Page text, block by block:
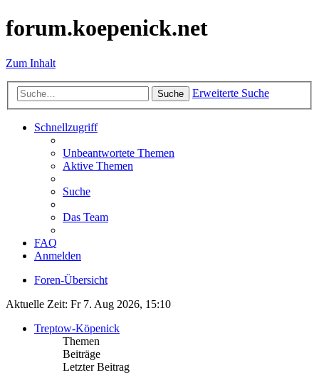
forum.koepenick.net
Zum Inhalt
Suche Erweiterte Suche
Schnellzugriff
Unbeantwortete Themen
Aktive Themen
Suche
Das Team
FAQ
Anmelden
Foren-Übersicht
Aktuelle Zeit: Fr 7. Aug 2026, 15:10
Treptow-Köpenick
Themen
Beiträge
Letzter Beitrag